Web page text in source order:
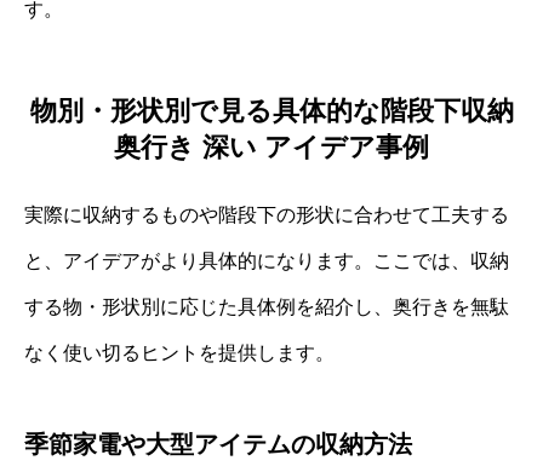
す。
物別・形状別で見る具体的な階段下収納
奥行き 深い アイデア事例
実際に収納するものや階段下の形状に合わせて工夫する
と、アイデアがより具体的になります。ここでは、収納
する物・形状別に応じた具体例を紹介し、奥行きを無駄
なく使い切るヒントを提供します。
季節家電や大型アイテムの収納方法